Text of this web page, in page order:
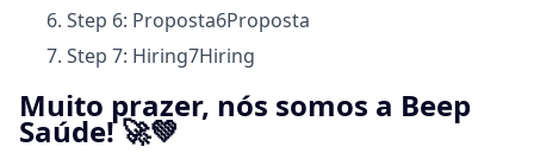
Step 6: Proposta6Proposta
Step 7: Hiring7Hiring
Muito prazer, nós somos a Beep
Saúde! 🚀💚